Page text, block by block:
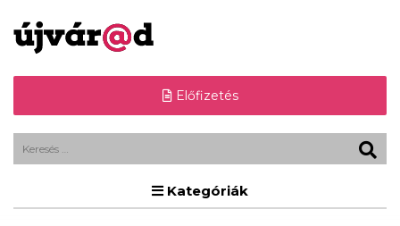
Előfizetés
Kategóriák